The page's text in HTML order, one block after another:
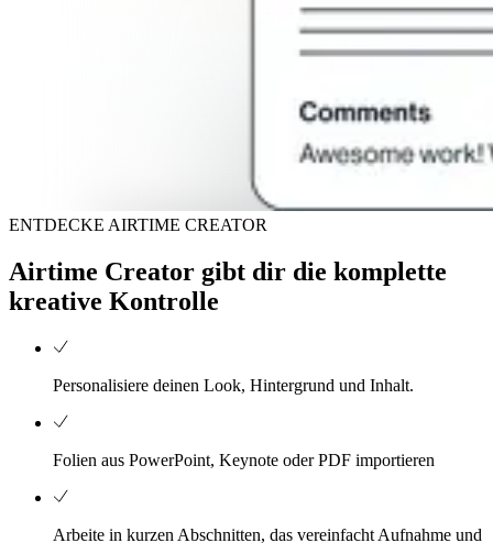
ENTDECKE AIRTIME CREATOR
Airtime Creator gibt dir die komplette
kreative Kontrolle
Personalisiere deinen Look, Hintergrund und Inhalt.
Folien aus PowerPoint, Keynote oder PDF importieren
Arbeite in kurzen Abschnitten, das vereinfacht Aufnahme und